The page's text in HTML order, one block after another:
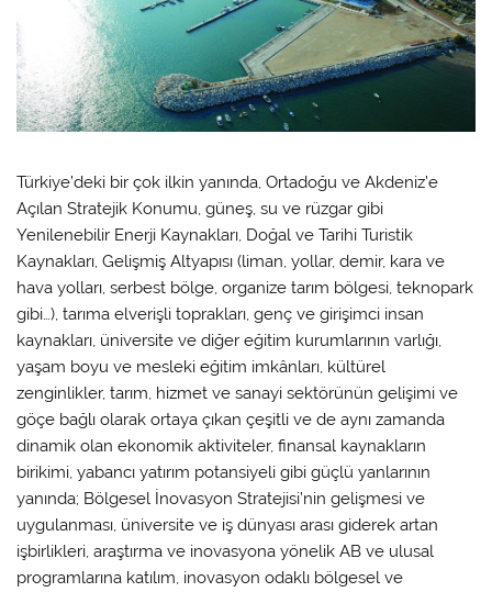
Türkiye’deki bir çok ilkin yanında, Ortadoğu ve Akdeniz’e
Açılan Stratejik Konumu, güneş, su ve rüzgar gibi
Yenilenebilir Enerji Kaynakları, Doğal ve Tarihi Turistik
Kaynakları, Gelişmiş Altyapısı (liman, yollar, demir, kara ve
hava yolları, serbest bölge, organize tarım bölgesi, teknopark
gibi…), tarıma elverişli toprakları, genç ve girişimci insan
kaynakları, üniversite ve diğer eğitim kurumlarının varlığı,
yaşam boyu ve mesleki eğitim imkânları, kültürel
zenginlikler, tarım, hizmet ve sanayi sektörünün gelişimi ve
göçe bağlı olarak ortaya çıkan çeşitli ve de aynı zamanda
dinamik olan ekonomik aktiviteler, finansal kaynakların
birikimi, yabancı yatırım potansiyeli gibi güçlü yanlarının
yanında; Bölgesel İnovasyon Stratejisi’nin gelişmesi ve
uygulanması, üniversite ve iş dünyası arası giderek artan
işbirlikleri, araştırma ve inovasyona yönelik AB ve ulusal
programlarına katılım, inovasyon odaklı bölgesel ve